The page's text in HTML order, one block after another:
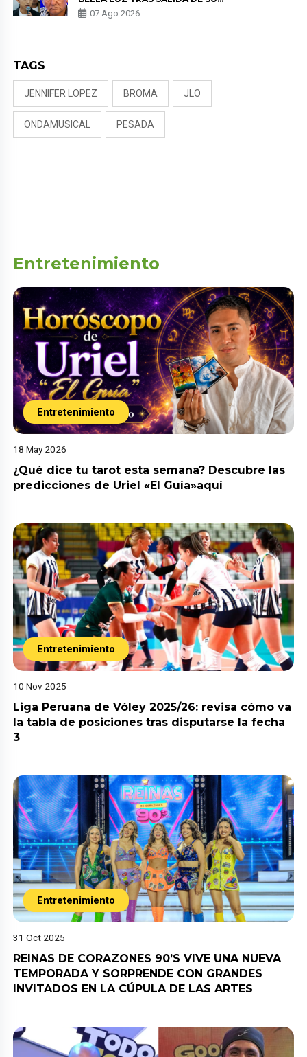
PADRE POR POLÉMICA CON
NALDY SALDAÑA
07 Ago 2026
TAGS
JENNIFER LOPEZ BROMA JLO
ONDAMUSICAL PESADA
Entretenimiento
Entretenimiento
18 May 2026
¿Qué dice tu tarot esta semana? Descubre las
predicciones de Uriel «El Guía»aquí
Entretenimiento
10 Nov 2025
Liga Peruana de Vóley 2025/26: revisa cómo va
la tabla de posiciones tras disputarse la fecha
3
Entretenimiento
31 Oct 2025
REINAS DE CORAZONES 90’S VIVE UNA NUEVA
TEMPORADA Y SORPRENDE CON GRANDES
INVITADOS EN LA CÚPULA DE LAS ARTES